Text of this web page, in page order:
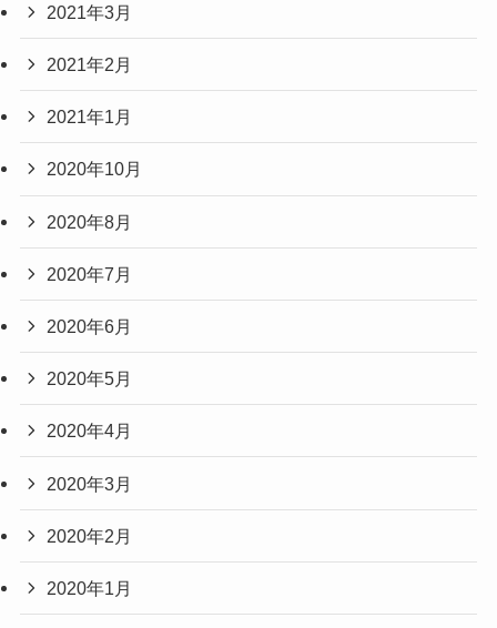
2021年3月
2021年2月
2021年1月
2020年10月
2020年8月
2020年7月
2020年6月
2020年5月
2020年4月
2020年3月
2020年2月
2020年1月